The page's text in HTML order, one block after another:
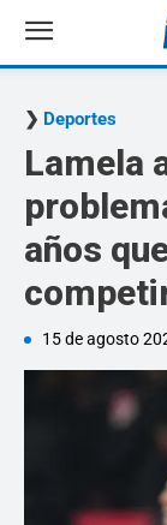
Deportes
Lamela
años
15 de agosto